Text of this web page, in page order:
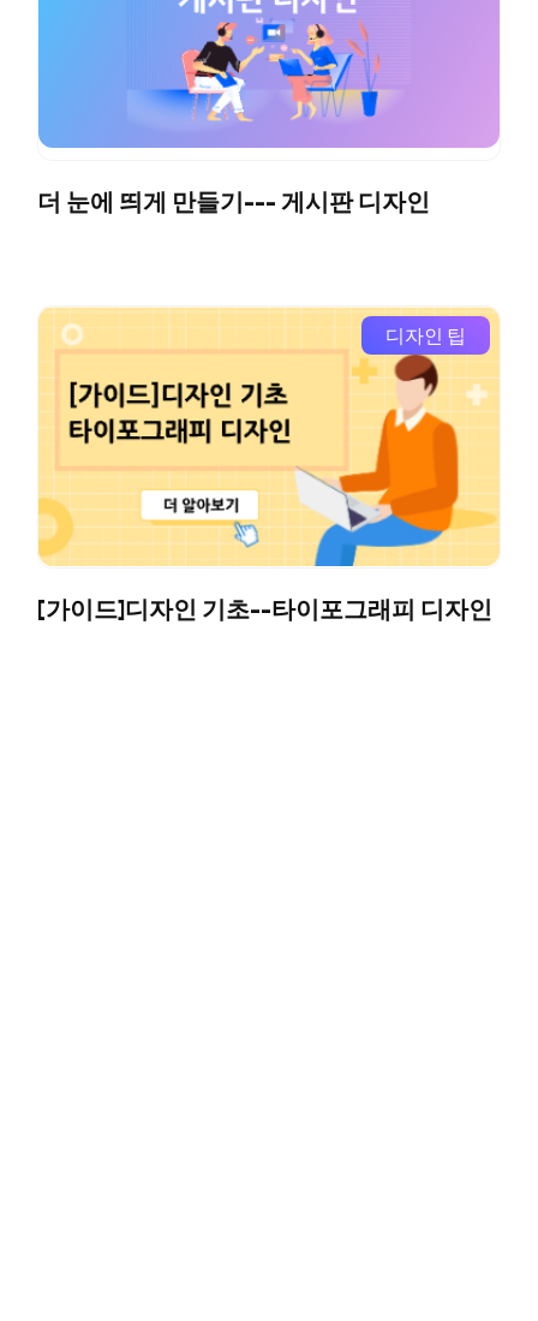
더 눈에 띄게 만들기--- 게시판 디자인
디자인 팁
[가이드]디자인 기초--타이포그래피 디자인